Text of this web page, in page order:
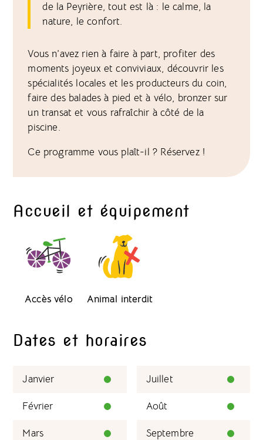
de la Peyrière, tout est là : le calme, la
nature, le confort.
Vous n’avez rien à faire à part, profiter des
moments joyeux et conviviaux, découvrir les
spécialités locales et les producteurs du coin,
faire des balades à pied et à vélo, bronzer sur
un transat et vous rafraîchir à côté de la
piscine.
Ce programme vous plaît-il ? Réservez !
Accueil et équipement
Accès vélo Animal interdit
Dates et horaires
Janvier
Février
Mars
Juillet
Août
Septembre